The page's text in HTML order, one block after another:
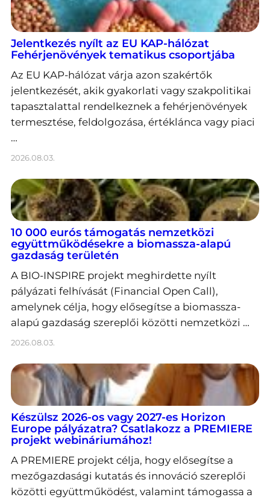
Jelentkezés nyílt az EU KAP-hálózat
Fehérjenövények tematikus csoportjába
Az EU KAP-hálózat várja azon szakértők
jelentkezését, akik gyakorlati vagy szakpolitikai
tapasztalattal rendelkeznek a fehérjenövények
termesztése, feldolgozása, értéklánca vagy piaci
…
2026.08.03.
10 000 eurós támogatás nemzetközi
együttműködésekre a biomassza-alapú
gazdaság területén
A BIO-INSPIRE projekt meghirdette nyílt
pályázati felhívását (Financial Open Call),
amelynek célja, hogy elősegítse a biomassza-
alapú gazdaság szereplői közötti nemzetközi …
2026.08.03.
Készülsz 2026-os vagy 2027-es Horizon
Europe pályázatra? Csatlakozz a PREMIERE
projekt webináriumához!
A PREMIERE projekt célja, hogy elősegítse a
mezőgazdasági kutatás és innováció szereplői
közötti együttműködést, valamint támogassa a